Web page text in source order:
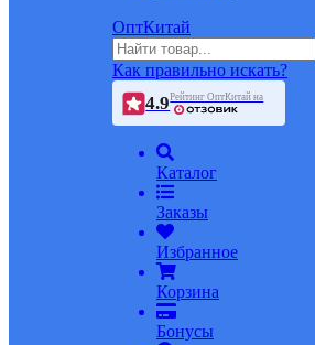
ОптКитай
Как правильно искать?
4.9Рейтинг ОптКитай на
Каталог
Заказы
Избранное
Корзина
Бонусы